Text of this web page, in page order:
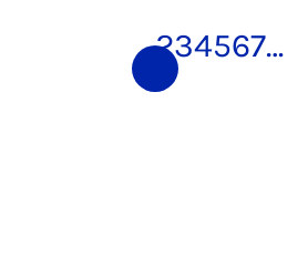
1 234567…